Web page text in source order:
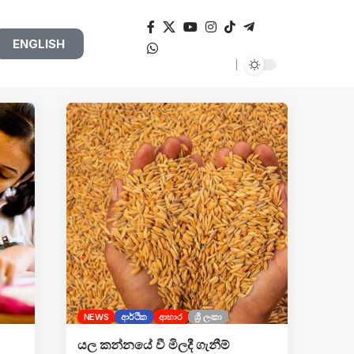
ENGLISH
NEWS ආර්ථික ආහාර ශ්‍රී ලංකා
යල කන්නයේ වී මිලදී ගැනීම්